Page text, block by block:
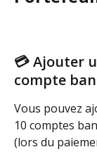
💳 Ajouter
compte
Vous pouvez
10 comptes
(lors du